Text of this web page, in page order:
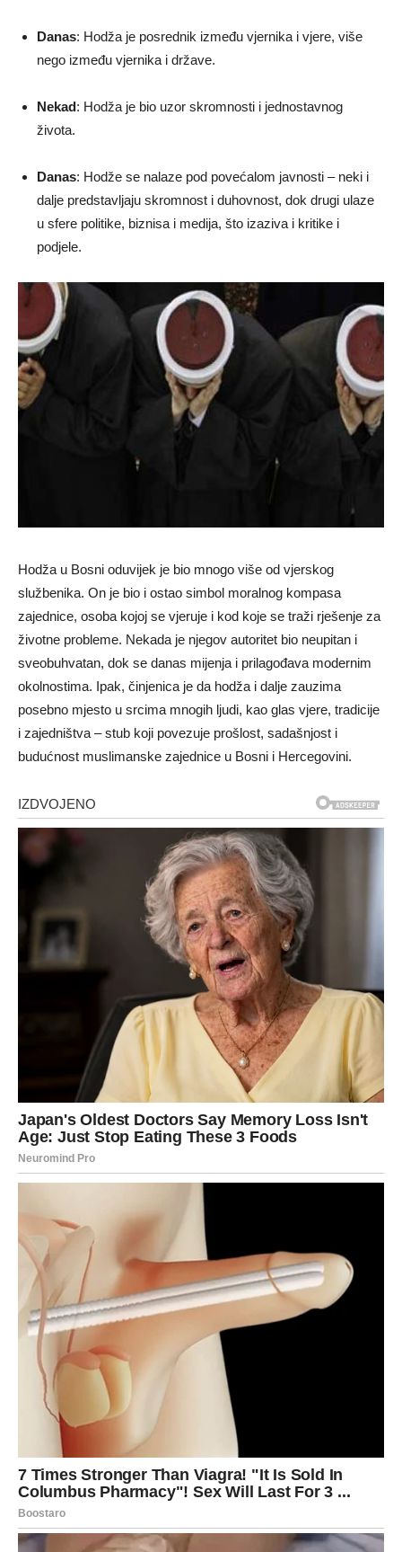
Danas: Hodža je posrednik između vjernika i vjere, više
nego između vjernika i države.
Nekad: Hodža je bio uzor skromnosti i jednostavnog
života.
Danas: Hodže se nalaze pod povećalom javnosti – neki i
dalje predstavljaju skromnost i duhovnost, dok drugi ulaze
u sfere politike, biznisa i medija, što izaziva i kritike i
podjele.
Hodža u Bosni oduvijek je bio mnogo više od vjerskog
službenika. On je bio i ostao simbol moralnog kompasa
zajednice, osoba kojoj se vjeruje i kod koje se traži rješenje za
životne probleme. Nekada je njegov autoritet bio neupitan i
sveobuhvatan, dok se danas mijenja i prilagođava modernim
okolnostima. Ipak, činjenica je da hodža i dalje zauzima
posebno mjesto u srcima mnogih ljudi, kao glas vjere, tradicije
i zajedništva – stub koji povezuje prošlost, sadašnjost i
budućnost muslimanske zajednice u Bosni i Hercegovini.